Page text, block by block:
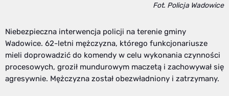
Fot. Policja Wadowice
Niebezpieczna interwencja policji na terenie gminy
Wadowice. 62-letni mężczyzna, którego funkcjonariusze
mieli doprowadzić do komendy w celu wykonania czynności
procesowych, groził mundurowym maczetą i zachowywał się
agresywnie. Mężczyzna został obezwładniony i zatrzymany.